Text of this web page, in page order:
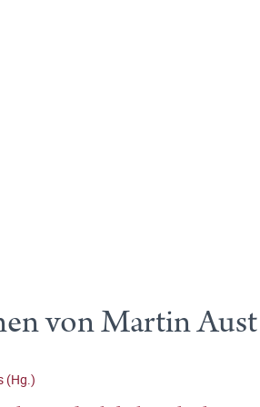
von Martin Aust
(Hg.)